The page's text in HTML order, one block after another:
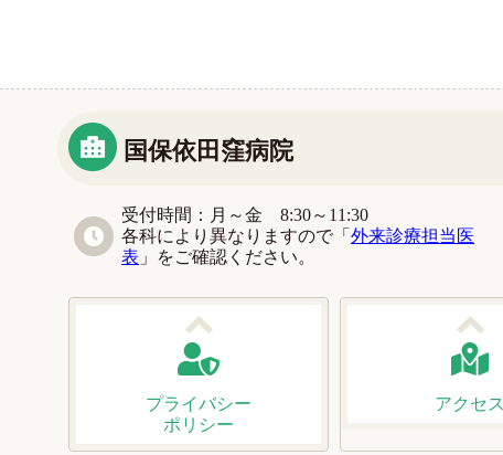
国保依田窪病院
受付時間：月～金 8:30～11:30
各科により異なりますので「 外来診療担当医
表 」をご確認ください。
プライバシー
ポリシー
アクセス